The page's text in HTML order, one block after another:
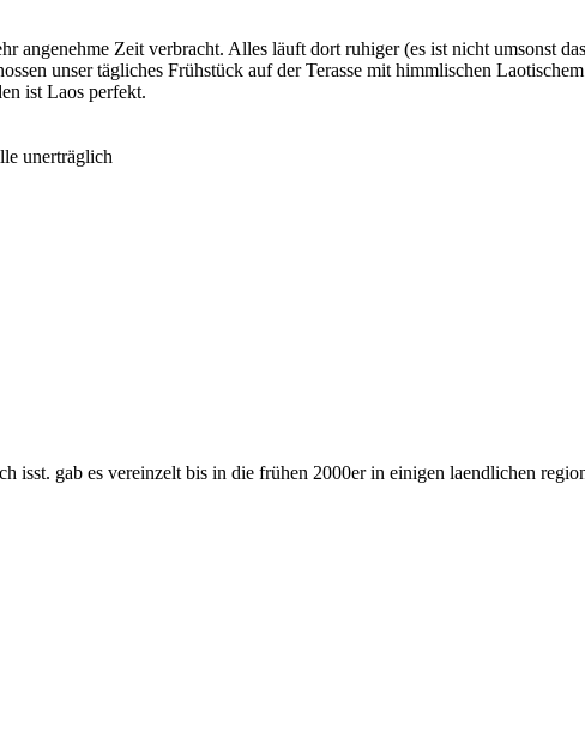
angenehme Zeit verbracht. Alles läuft dort ruhiger (es ist nicht umsonst
unser tägliches Frühstück auf der Terasse mit himmlischen
ist Laos perfekt.
unerträglich
isst. gab es vereinzelt bis in die frühen 2000er in einigen laendlichen